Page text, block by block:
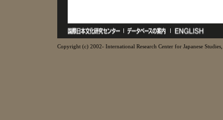
Copyright (c) 2002- International Research Center for Japanese